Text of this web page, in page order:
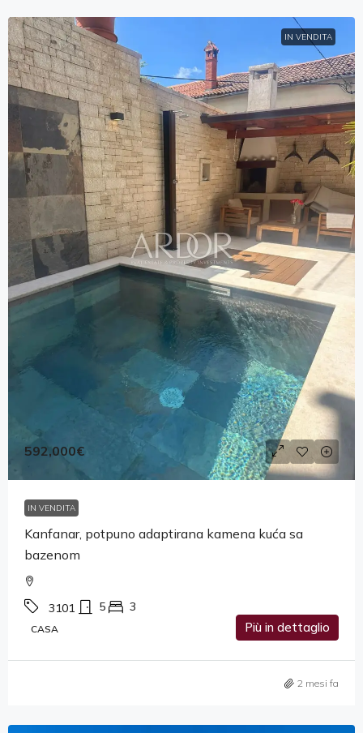
IN VENDITA
592,000€
IN VENDITA
Kanfanar, potpuno adaptirana kamena kuća sa
bazenom
3101 5 3
CASA Più in dettaglio
2 mesi fa